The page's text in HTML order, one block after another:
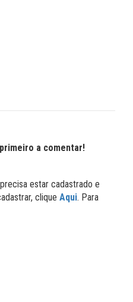
a comentar!
estar cadastrado e
clique Aqui. Para